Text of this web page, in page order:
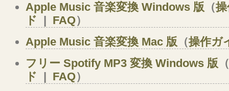
Apple Music 音楽変換 Windows 版 （
ド | FAQ）
Apple Music 音楽変換 Mac 版 （操作ガ
フリー Spotify MP3 変換 Windows 版 （
ド | FAQ）